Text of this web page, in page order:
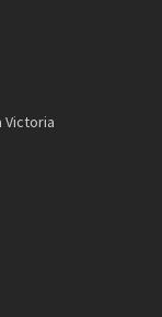
Victoria